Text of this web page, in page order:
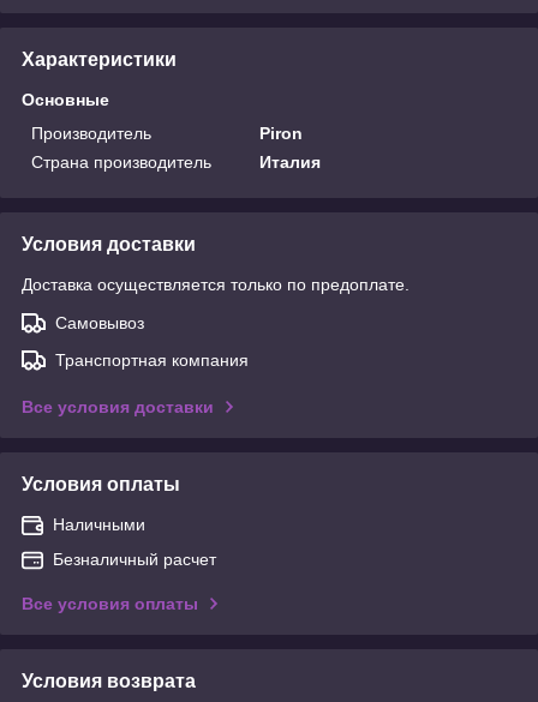
Характеристики
Основные
Производитель
Piron
Страна производитель
Италия
Условия доставки
Доставка осуществляется только по предоплате.
Самовывоз
Транспортная компания
Все условия доставки
Условия оплаты
Наличными
Безналичный расчет
Все условия оплаты
Условия возврата